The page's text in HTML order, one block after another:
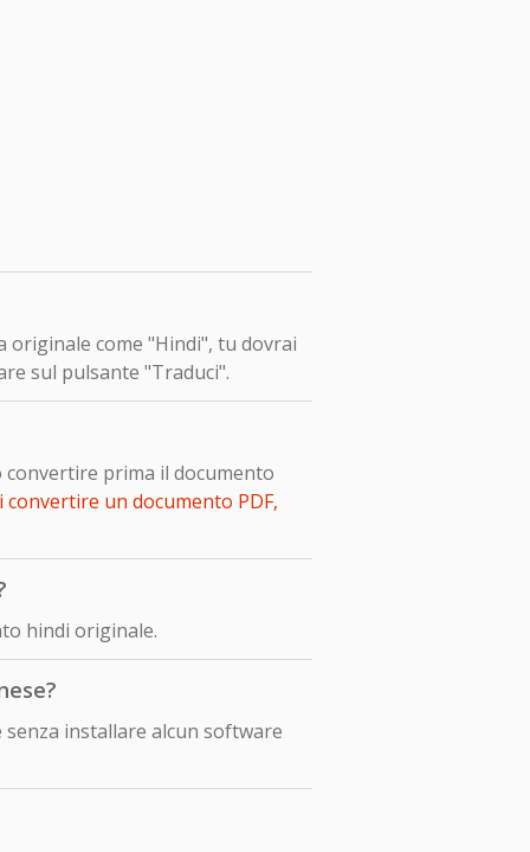
come "Hindi", tu dovrai
sul pulsante "Traduci".
prima il documento
convertire un documento PDF,
hindi originale.
installare alcun software